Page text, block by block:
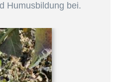
Humusbildung bei.